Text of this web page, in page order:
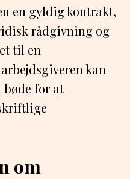
en gyldig kontrakt,
rådgivning og
til en
kan
bøde for at
om